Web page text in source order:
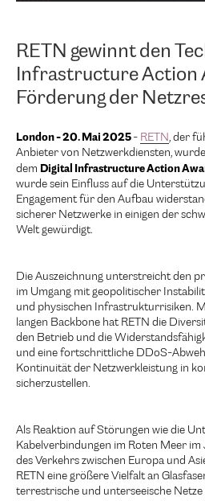
RETN gewinnt den
Infrastructure Action
Förderung der
London - 20. Mai 2025 - RETN, der
Anbieter von Netzwerkdiensten,
dem Digital Infrastructure Action
wurde sein Einfluss auf die
Engagement für den Aufbau
sicherer Netzwerke in einigen der
Welt gewürdigt.
Die Auszeichnung unterstreicht den
im Umgang mit geopolitischer
und physischen Infrastrukturrisiken.
langen Backbone hat RETN die
den Betrieb und die
und eine fortschrittliche DDoS-
Kontinuität der Netzwerkleistung in
sicherzustellen.
Als Reaktion auf Störungen wie die
Kabelverbindungen im Roten Meer im
des Verkehrs zwischen Europa und
RETN eine größere Vielfalt an
terrestrische und unterseeische